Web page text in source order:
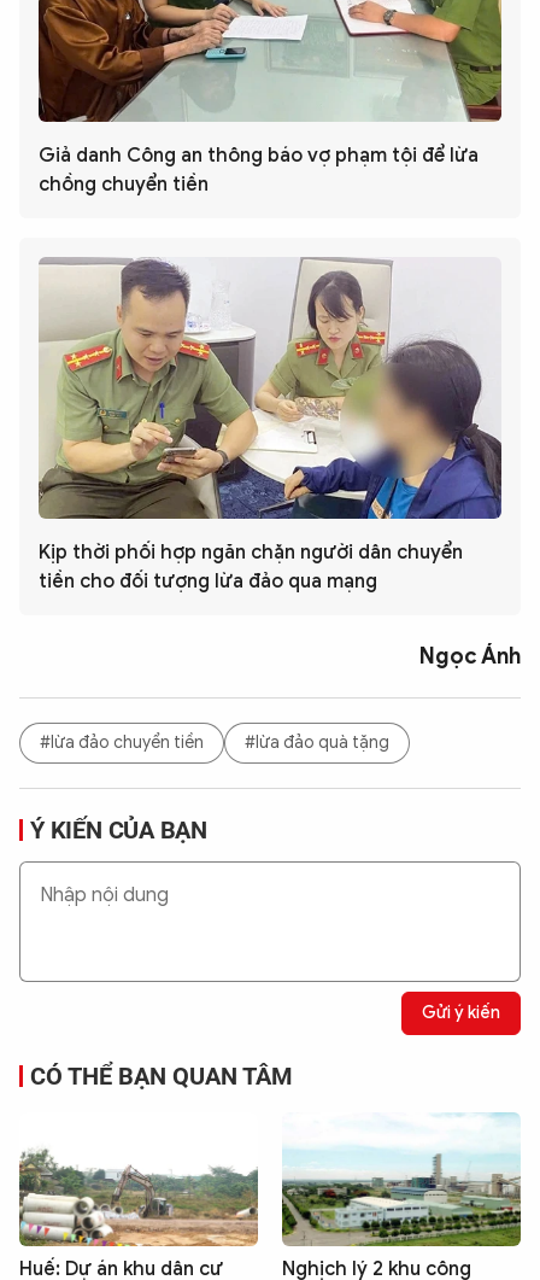
Giả danh Công an thông báo vợ phạm tội để lừa
chồng chuyển tiền
Kịp thời phối hợp ngăn chặn người dân chuyển
tiền cho đối tượng lừa đảo qua mạng
Ngọc Ánh
#lừa đảo chuyển tiền #lừa đảo quà tặng
Ý KIẾN CỦA BẠN
Gửi ý kiến
CÓ THỂ BẠN QUAN TÂM
Huế: Dự án khu dân cư Nghịch lý 2 khu công